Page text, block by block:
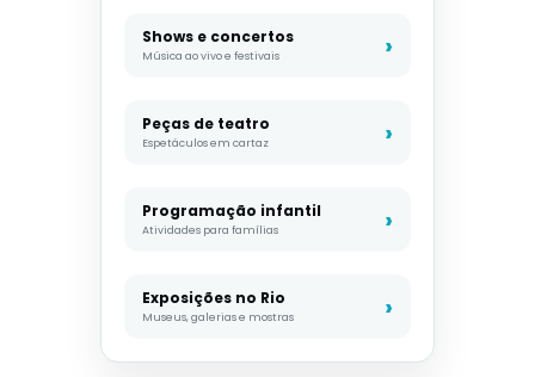
Shows e concertos
Música ao vivo e festivais
Peças de teatro
Espetáculos em cartaz
Programação infantil
Atividades para famílias
Exposições no Rio
Museus, galerias e mostras